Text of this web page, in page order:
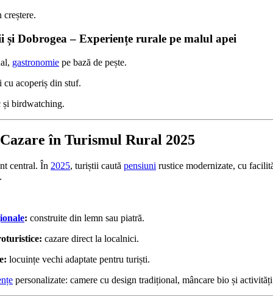
și Dobrogea – Experiențe rurale pe malul apei
gastronomie pe bază de pește.
cu acoperiș din stuf.
birdwatching.
în Turismul Rural 2025
central. În 2025, turiștii caută pensiuni rustice modernizate, cu
: construite din lemn sau piatră.
cazare direct la localnici.
locuințe vechi adaptate pentru turiști.
personalizate: camere cu design tradițional, mâncare bio și